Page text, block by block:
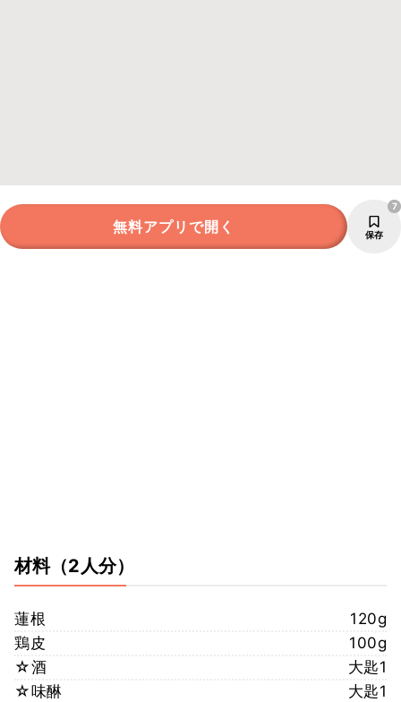
無料アプリで開く 保存
7
材料（2人分）
蓮根
120g
鶏皮
100g
☆酒
大匙1
☆味醂
大匙1